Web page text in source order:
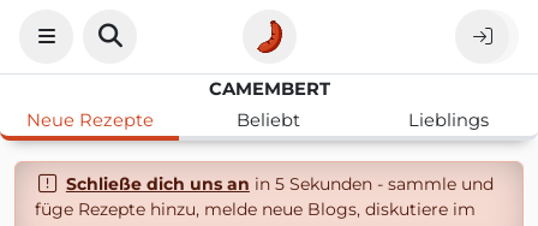
CAMEMBERT
Neue Rezepte
Beliebt Lieblings
Schließe dich uns an in 5 Sekunden - sammle und
füge Rezepte hinzu, melde neue Blogs, diskutiere im